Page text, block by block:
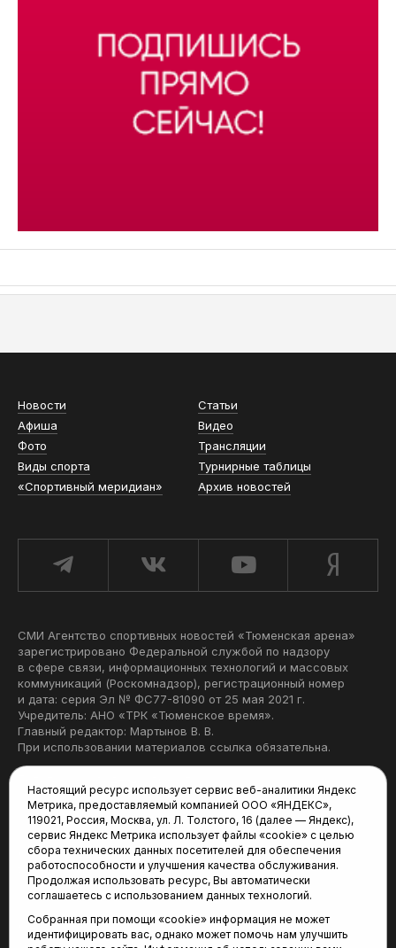
Новости
Статьи
Афиша
Видео
Фото
Трансляции
Виды спорта
Турнирные таблицы
«Спортивный меридиан»
Архив новостей
СМИ Агентство спортивных новостей «Тюменская арена»
зарегистрировано Федеральной службой по надзору
в сфере связи, информационных технологий и массовых
коммуникаций (Роскомнадзор), регистрационный номер
и дата: серия Эл № ФС77-81090 от 25 мая 2021 г.
Учредитель: АНО «ТРК «Тюменское время».
Главный редактор: Мартынов В. В.
При использовании материалов ссылка обязательна.
Редакция:
625035, Тюмень, пр. Геологоразведчиков, 28А
(3452) 68-22-28
tum-arena@mail.ru
Отдел продаж:
(3452) 68-89-78
kotovaev@sibinformburo.ru
Настоящий ресурс использует сервис веб-аналитики Яндекс
Метрика, предоставляемый компанией ООО «ЯНДЕКС»,
119021, Россия, Москва, ул. Л. Толстого, 16 (далее — Яндекс),
сервис Яндекс Метрика использует файлы «cookie» с целью
сбора технических данных посетителей для обеспечения
работоспособности и улучшения качества обслуживания.
Продолжая использовать ресурс, Вы автоматически
соглашаетесь с использованием данных технологий.
Собранная при помощи «cookie» информация не может
идентифицировать вас, однако может помочь нам улучшить